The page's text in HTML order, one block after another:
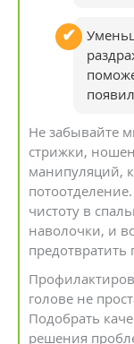
Не забывайте
стрижки,
манипуляций,
чистоту в
наволочки, и
голове не
Подобрать
решения